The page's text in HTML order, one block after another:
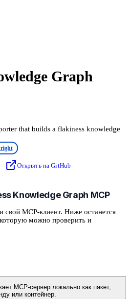
Graph
that builds a flakiness knowledge
Открыть на GitHub
Knowledge Graph MCP
свой MCP-клиент. Ниже останется
можно проверить и
MCP-сервер локально как пакет,
или контейнер.